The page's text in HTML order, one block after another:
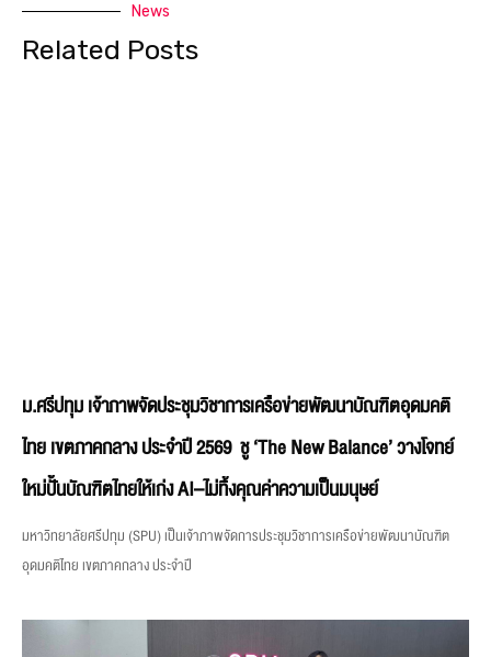
News
Related Posts
ม.ศรีปทุม เจ้าภาพจัดประชุมวิชาการเครือข่ายพัฒนาบัณฑิตอุดมคติ
ไทย เขตภาคกลาง ประจำปี 2569 ชู ‘The New Balance’ วางโจทย์
ใหม่ปั้นบัณฑิตไทยให้เก่ง AI–ไม่ทิ้งคุณค่าความเป็นมนุษย์
มหาวิทยาลัยศรีปทุม (SPU) เป็นเจ้าภาพจัดการประชุมวิชาการเครือข่ายพัฒนาบัณฑิต
อุดมคติไทย เขตภาคกลาง ประจำปี